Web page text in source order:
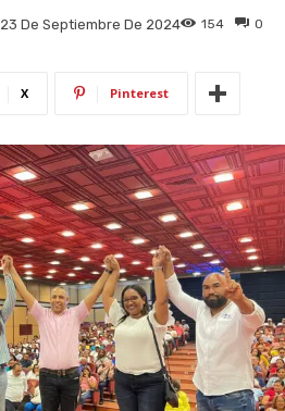
23 De Septiembre De 2024 0
154
X Pinterest